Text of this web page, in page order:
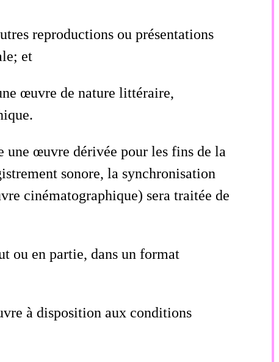
reproductions ou présentations
et
œuvre de nature littéraire,
œuvre dérivée pour les fins de la
sonore, la synchronisation
cinématographique) sera traitée de
ou en partie, dans un format
à disposition aux conditions